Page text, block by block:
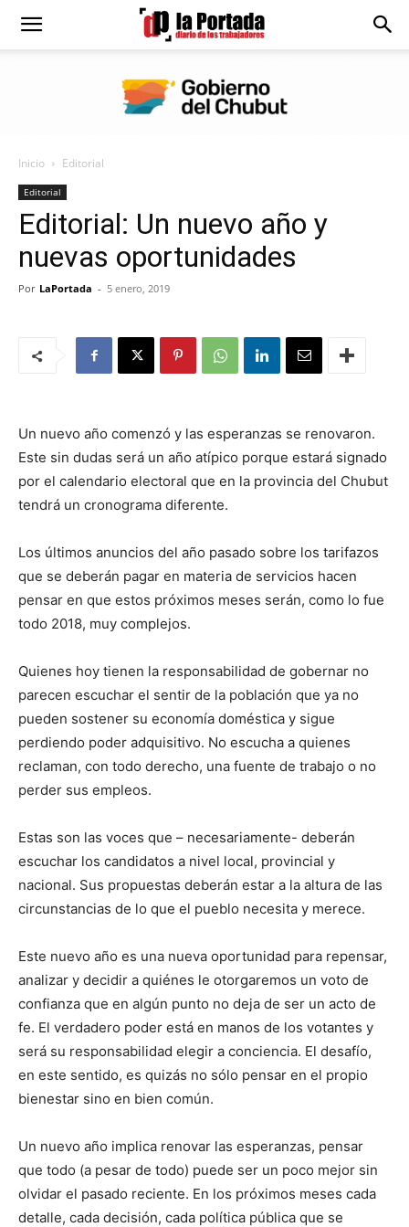
Diario
Portada
Inicio Editorial
Editorial
Editorial: Un nuevo año y
nuevas oportunidades
Por LaPortada - 5 enero, 2019
Un nuevo año comenzó y las esperanzas se renovaron.
Este sin dudas será un año atípico porque estará signado
por el calendario electoral que en la provincia del Chubut
tendrá un cronograma diferente.
Los últimos anuncios del año pasado sobre los tarifazos
que se deberán pagar en materia de servicios hacen
pensar en que estos próximos meses serán, como lo fue
todo 2018, muy complejos.
Quienes hoy tienen la responsabilidad de gobernar no
parecen escuchar el sentir de la población que ya no
pueden sostener su economía doméstica y sigue
perdiendo poder adquisitivo. No escucha a quienes
reclaman, con todo derecho, una fuente de trabajo o no
perder sus empleos.
Estas son las voces que – necesariamente- deberán
escuchar los candidatos a nivel local, provincial y
nacional. Sus propuestas deberán estar a la altura de las
circunstancias de lo que el pueblo necesita y merece.
Este nuevo año es una nueva oportunidad para repensar,
analizar y decidir a quiénes le otorgaremos un voto de
confianza que en algún punto no deja de ser un acto de
fe. El verdadero poder está en manos de los votantes y
será su responsabilidad elegir a conciencia. El desafío,
en este sentido, es quizás no sólo pensar en el propio
bienestar sino en bien común.
Un nuevo año implica renovar las esperanzas, pensar
que todo (a pesar de todo) puede ser un poco mejor sin
olvidar el pasado reciente. En los próximos meses cada
detalle, cada decisión, cada política pública que se